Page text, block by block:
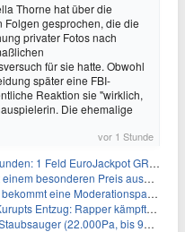
Thorne hat über die
Folgen gesprochen, die die
privater Fotos nach
für sie hatte. Obwohl
später eine FBI-
Reaktion sie "wirklich,
Die ehemalige
vor 1 Stunde
1 Feld EuroJackpot GRATIS spielen
besonderen Preis ausgezeichnet
eine Moderationspartnerin
kämpfte gegen lebensbedrohliche Alkoholsucht
(22.000Pa, bis 90 Min. Laufzeit) für 169€